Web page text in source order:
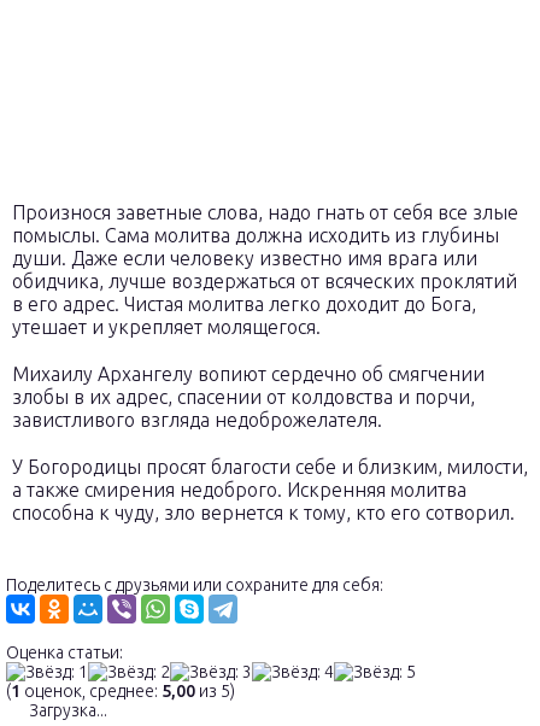
Произнося заветные слова, надо гнать от себя все злые
помыслы. Сама молитва должна исходить из глубины
души. Даже если человеку известно имя врага или
обидчика, лучше воздержаться от всяческих проклятий
в его адрес. Чистая молитва легко доходит до Бога,
утешает и укрепляет молящегося.
Михаилу Архангелу вопиют сердечно об смягчении
злобы в их адрес, спасении от колдовства и порчи,
завистливого взгляда недоброжелателя.
У Богородицы просят благости себе и близким, милости,
а также смирения недоброго. Искренняя молитва
способна к чуду, зло вернется к тому, кто его сотворил.
Поделитесь с друзьями или сохраните для себя:
Оценка статьи:
(1 оценок, среднее: 5,00 из 5)
Загрузка...